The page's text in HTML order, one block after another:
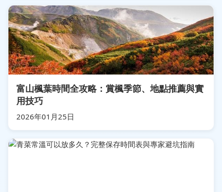
富山楓葉時間全攻略：賞楓季節、地點推薦與實
用技巧
2026年01月25日